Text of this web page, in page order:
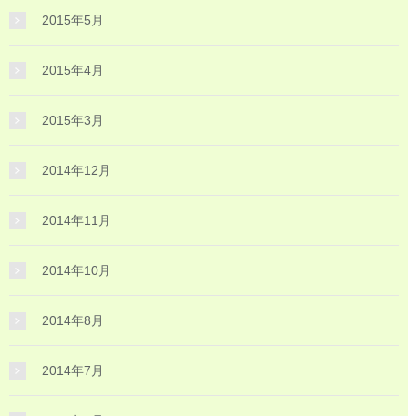
2015年5月
2015年4月
2015年3月
2014年12月
2014年11月
2014年10月
2014年8月
2014年7月